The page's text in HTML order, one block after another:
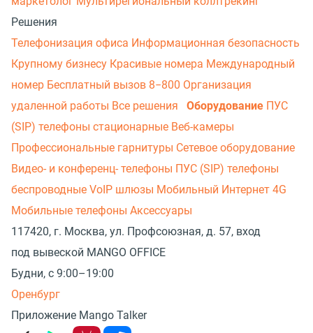
Решения
Телефонизация офиса Информационная безопасность
Крупному бизнесу Красивые номера Международный
номер Бесплатный вызов 8−800 Организация
удаленной работы Все решения Оборудование ПУС
(SIP) телефоны стационарные Веб-камеры
Профессиональные гарнитуры Сетевое оборудование
Видео- и конференц- телефоны ПУС (SIP) телефоны
беспроводные VoIP шлюзы Мобильный Интернет 4G
Мобильные телефоны Аксессуары
117420, г. Москва, ул. Профсоюзная, д. 57, вход
под вывеской MANGO OFFICE
Будни, с 9:00–19:00
Оренбург
Приложение Mango Talker